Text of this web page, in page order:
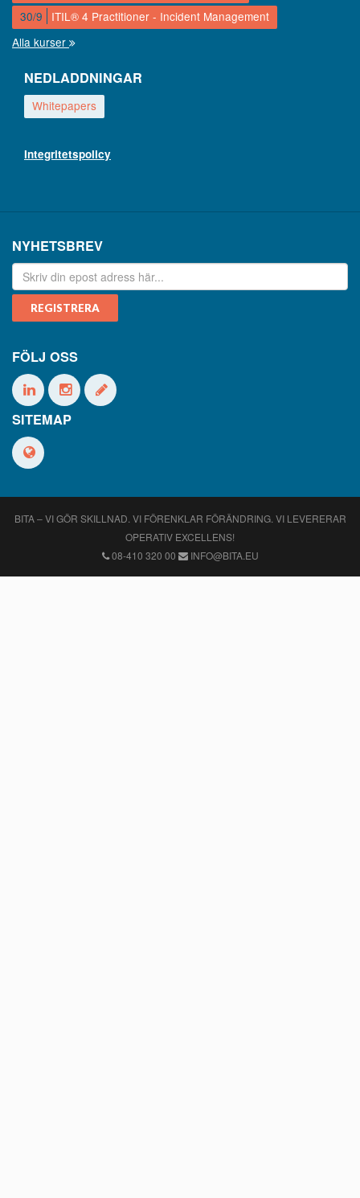
30/9
ITIL® 4 Practitioner - Incident Management
Alla kurser
NEDLADDNINGAR
Whitepapers
Integritetspolicy
NYHETSBREV
FÖLJ OSS
SITEMAP
BITA – VI GÖR SKILLNAD. VI FÖRENKLAR FÖRÄNDRING. VI LEVERERAR
OPERATIV EXCELLENS!
08-410 320 00
INFO@BITA.EU